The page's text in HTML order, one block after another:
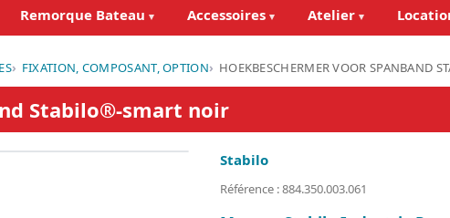
Remorque Bateau ▾ Accessoires ▾ Atelier ▾
FIXATION, COMPOSANT, OPTION HOEKBESCHERMER VOOR SPANBAND
Stabilo®-smart noir
Stabilo
Référence : 884.350.003.061